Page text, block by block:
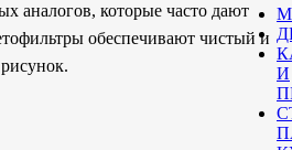
И
аналогов, которые часто дают
обеспечивают чистый и